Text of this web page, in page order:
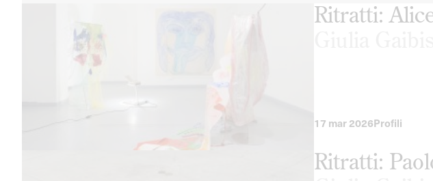
Ritratti:
17 mar 2026Profili
Ritratti: